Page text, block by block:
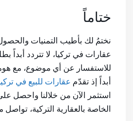
ختاماً
نختمُ لك بأطيب التمنيات
عقارات في تركيا، لا تتردد أبداً
للاستفسار عن أي موضوع، مع
أبداً إذ تقدّم عقارات للبيع في
استثمر الآن من خلالنا واحصل
الخاصة بالعقارية التركية، تواصل